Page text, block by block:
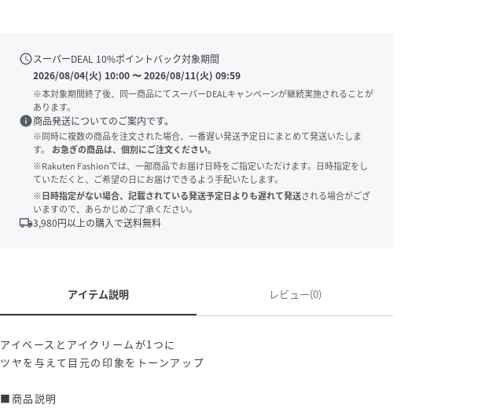
scheduleスーパーDEAL 10%ポイントバック対象期間
2026/08/04(火) 10:00〜2026/08/11(火) 09:59
※本対象期間終了後、同一商品にてスーパーDEALキャンペーンが継続実施されることが
あります。
info商品発送についてのご案内です。
※同時に複数の商品を注文された場合、一番遅い発送予定日にまとめて発送いたしま
す。
お急ぎの商品は、個別にご注文ください。
※Rakuten Fashionでは、一部商品でお届け日時をご指定いただけます。日時指定をし
ていただくと、ご希望の日にお届けできるよう手配いたします。
※日時指定がない場合、記載されている発送予定日よりも遅れて発送される場合がござ
いますので、あらかじめご了承ください。
local_shipping3,980円以上の購入で送料無料
アイテム説明 レビュー(0)
アイベースとアイクリームが1つに
ツヤを与えて目元の印象をトーンアップ
■商品説明